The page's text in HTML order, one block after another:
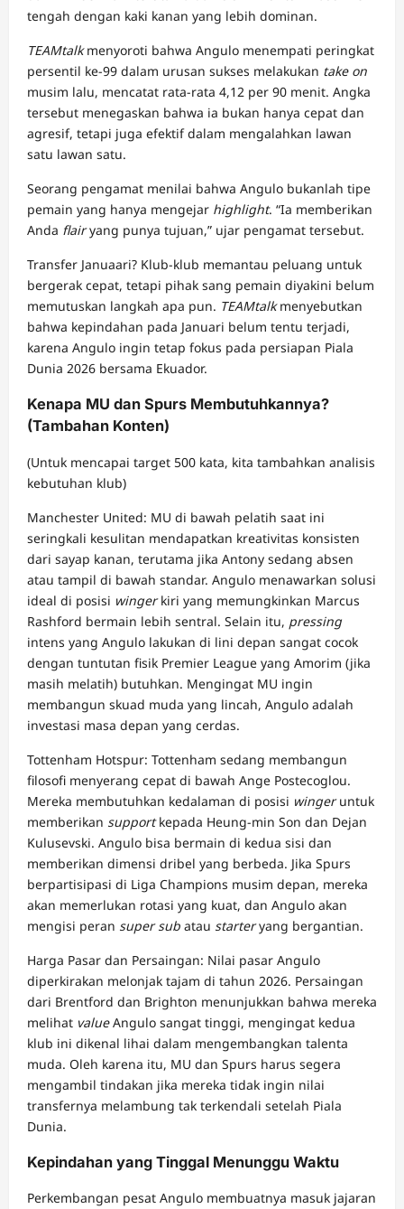
tengah dengan kaki kanan yang lebih dominan.
TEAMtalkmenyoroti bahwa Angulo menempati peringkat
persentil ke-99 dalam urusan sukses melakukan take on
musim lalu, mencatat rata-rata 4,12 per 90 menit. Angka
tersebut menegaskan bahwa ia bukan hanya cepat dan
agresif, tetapi juga efektif dalam mengalahkan lawan
satu lawan satu.
Seorang pengamat menilai bahwa Angulo bukanlah tipe
pemain yang hanya mengejar highlight. “Ia memberikan
Anda flairyang punya tujuan,” ujar pengamat tersebut.
Transfer Januaari? Klub-klub memantau peluang untuk
bergerak cepat, tetapi pihak sang pemain diyakini belum
memutuskan langkah apa pun. TEAMtalkmenyebutkan
bahwa kepindahan pada Januari belum tentu terjadi,
karena Angulo ingin tetap fokus pada persiapan Piala
Dunia 2026 bersama Ekuador.
Kenapa MU dan Spurs Membutuhkannya?
(Tambahan Konten)
(Untuk mencapai target 500 kata, kita tambahkan analisis
kebutuhan klub)
Manchester United: MU di bawah pelatih saat ini
seringkali kesulitan mendapatkan kreativitas konsisten
dari sayap kanan, terutama jika Antony sedang absen
atau tampil di bawah standar. Angulo menawarkan solusi
ideal di posisi wingerkiri yang memungkinkan Marcus
Rashford bermain lebih sentral. Selain itu, pressing
intens yang Angulo lakukan di lini depan sangat cocok
dengan tuntutan fisik Premier League yang Amorim (jika
masih melatih) butuhkan. Mengingat MU ingin
membangun skuad muda yang lincah, Angulo adalah
investasi masa depan yang cerdas.
Tottenham Hotspur: Tottenham sedang membangun
filosofi menyerang cepat di bawah Ange Postecoglou.
Mereka membutuhkan kedalaman di posisi wingeruntuk
memberikan supportkepada Heung-min Son dan Dejan
Kulusevski. Angulo bisa bermain di kedua sisi dan
memberikan dimensi dribel yang berbeda. Jika Spurs
berpartisipasi di Liga Champions musim depan, mereka
akan memerlukan rotasi yang kuat, dan Angulo akan
mengisi peran super sub atau starteryang bergantian.
Harga Pasar dan Persaingan: Nilai pasar Angulo
diperkirakan melonjak tajam di tahun 2026. Persaingan
dari Brentford dan Brighton menunjukkan bahwa mereka
melihat valueAngulo sangat tinggi, mengingat kedua
klub ini dikenal lihai dalam mengembangkan talenta
muda. Oleh karena itu, MU dan Spurs harus segera
mengambil tindakan jika mereka tidak ingin nilai
transfernya melambung tak terkendali setelah Piala
Dunia.
Kepindahan yang Tinggal Menunggu Waktu
Perkembangan pesat Angulo membuatnya masuk jajaran